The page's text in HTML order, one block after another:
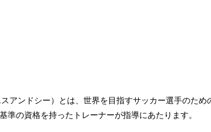
アンドシー）とは、世界を目指すサッカー選手のた
準の資格を持ったトレーナーが指導にあたります。